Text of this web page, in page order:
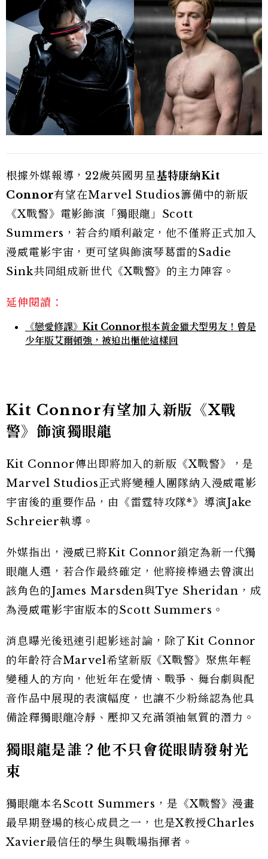
根據外媒報導，22歲英國男星基特康納Kit
Connor有望在Marvel Studios籌備中的新版
《X戰警》電影飾演「獨眼龍」Scott
Summers，若合約順利敲定，他不僅將正式加入
漫威電影宇宙，更可望與飾演琴葛雷的Sadie
Sink共同組成新世代《X戰警》的主力陣容。
延伸閱讀：
《戀愛修課》Kit Connor根本黃金獵犬型男友！曾是
少年版艾爾頓強，被迫出櫃他這樣回
Kit Connor有望加入新版《X戰
警》飾演獨眼龍
Kit Connor傳出即將加入的新版《X戰警》，是
Marvel Studios正式將變種人團隊納入漫威電影
宇宙後的重要作品，由《雷霆特攻隊*》導演Jake
Schreier執導。
外媒指出，漫威已將Kit Connor鎖定為新一代獨
眼龍人選，若合作最終確定，他將接棒過去曾演出
該角色的James Marsden與Tye Sheridan，成
為漫威電影宇宙版本的Scott Summers。
消息曝光後迅速引起影迷討論，除了Kit Connor
的年齡符合Marvel希望新版《X戰警》聚焦年輕
變種人的方向，他近年在愛情、戰爭、舞台劇與配
音作品中展現的表演幅度，也讓不少粉絲認為他具
備詮釋獨眼龍冷靜、壓抑又充滿領袖氣質的潛力。
獨眼龍是誰？他不只會從眼睛發射光
束
獨眼龍本名Scott Summers，是《X戰警》漫畫
最早期登場的核心成員之一，也是X教授Charles
Xavier最信任的學生與戰場指揮者。